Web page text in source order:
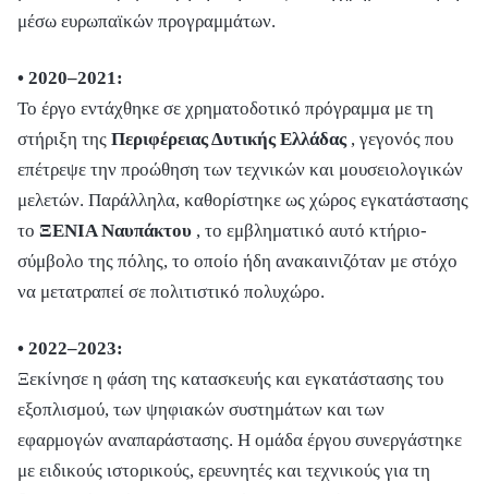
μέσω ευρωπαϊκών προγραμμάτων.
• 2020–2021:
Το έργο εντάχθηκε σε χρηματοδοτικό πρόγραμμα με τη
στήριξη της Περιφέρειας Δυτικής Ελλάδας , γεγονός που
επέτρεψε την προώθηση των τεχνικών και μουσειολογικών
μελετών. Παράλληλα, καθορίστηκε ως χώρος εγκατάστασης
το ΞΕΝΙΑ Ναυπάκτου , το εμβληματικό αυτό κτήριο-
σύμβολο της πόλης, το οποίο ήδη ανακαινιζόταν με στόχο
να μετατραπεί σε πολιτιστικό πολυχώρο.
• 2022–2023:
Ξεκίνησε η φάση της κατασκευής και εγκατάστασης του
εξοπλισμού, των ψηφιακών συστημάτων και των
εφαρμογών αναπαράστασης. Η ομάδα έργου συνεργάστηκε
με ειδικούς ιστορικούς, ερευνητές και τεχνικούς για τη